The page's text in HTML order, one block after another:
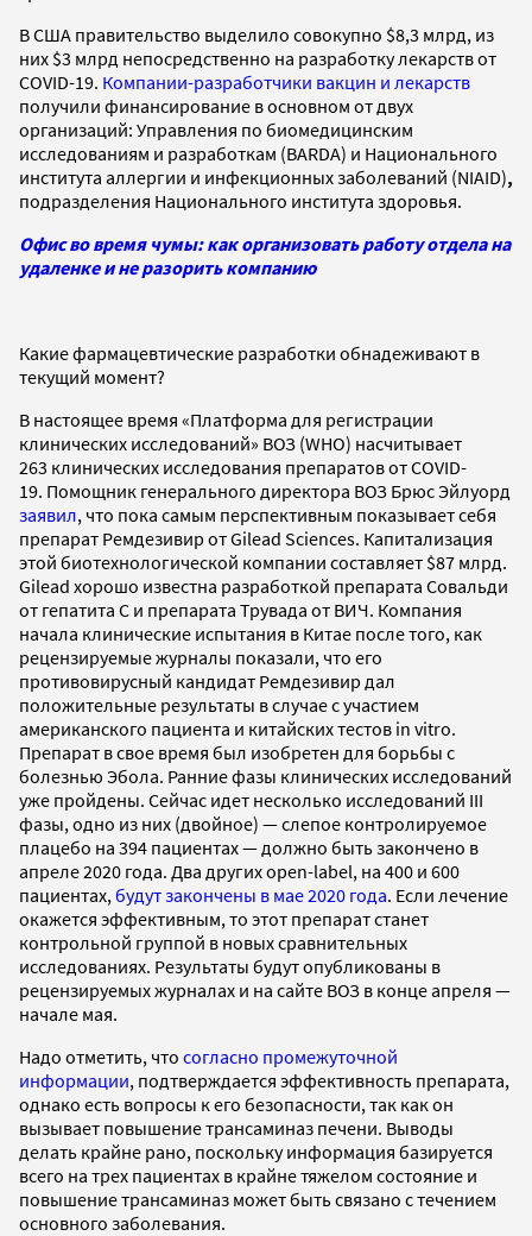
В США правительство выделило совокупно $8,3 млрд, из
них $3 млрд непосредственно на разработку лекарств от
COVID-19. Компании-разработчики вакцин и лекарств
получили финансирование в основном от двух
организаций: Управления по биомедицинским
исследованиям и разработкам (BARDA) и Национального
института аллергии и инфекционных заболеваний (NIAID),
подразделения Национального института здоровья.
Офис во время чумы: как организовать работу отдела на
удаленке и не разорить компанию
Какие фармацевтические разработки обнадеживают в
текущий момент?
В настоящее время «Платформа для регистрации
клинических исследований» ВОЗ (WHO) насчитывает
263 клинических исследования препаратов от COVID-
19. Помощник генерального директора ВОЗ Брюс Эйлуорд
заявил, что пока самым перспективным показывает себя
препарат Ремдезивир от Gilead Sciences. Капитализация
этой биотехнологической компании составляет $87 млрд.
Gilead хорошо известна разработкой препарата Совальди
от гепатита С и препарата Трувада от ВИЧ. Компания
начала клинические испытания в Китае после того, как
рецензируемые журналы показали, что его
противовирусный кандидат Ремдезивир дал
положительные результаты в случае с участием
американского пациента и китайских тестов in vitro.
Препарат в свое время был изобретен для борьбы с
болезнью Эбола. Ранние фазы клинических исследований
уже пройдены. Сейчас идет несколько исследований III
фазы, одно из них (двойное) — слепое контролируемое
плацебо на 394 пациентах — должно быть закончено в
апреле 2020 года. Два других open-label, на 400 и 600
пациентах, будут закончены в мае 2020 года. Если лечение
окажется эффективным, то этот препарат станет
контрольной группой в новых сравнительных
исследованиях. Результаты будут опубликованы в
рецензируемых журналах и на сайте ВОЗ в конце апреля —
начале мая.
Надо отметить, что согласно промежуточной
информации, подтверждается эффективность препарата,
однако есть вопросы к его безопасности, так как он
вызывает повышение трансаминаз печени. Выводы
делать крайне рано, поскольку информация базируется
всего на трех пациентах в крайне тяжелом состояние и
повышение трансаминаз может быть связано с течением
основного заболевания.